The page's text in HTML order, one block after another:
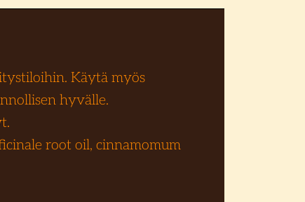
Käytä myös
hyvälle.
root oil, cinnamomum